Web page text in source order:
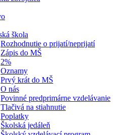
škola
Rozhodnutie o prijatí/neprijatí
Zápis do MŠ
2%
Oznamy
Prvý krát do MŠ
O nás
Povinné predprimárne vzdelávanie
Tlačivá na stiahnutie
Poplatky
Školská jedáleň